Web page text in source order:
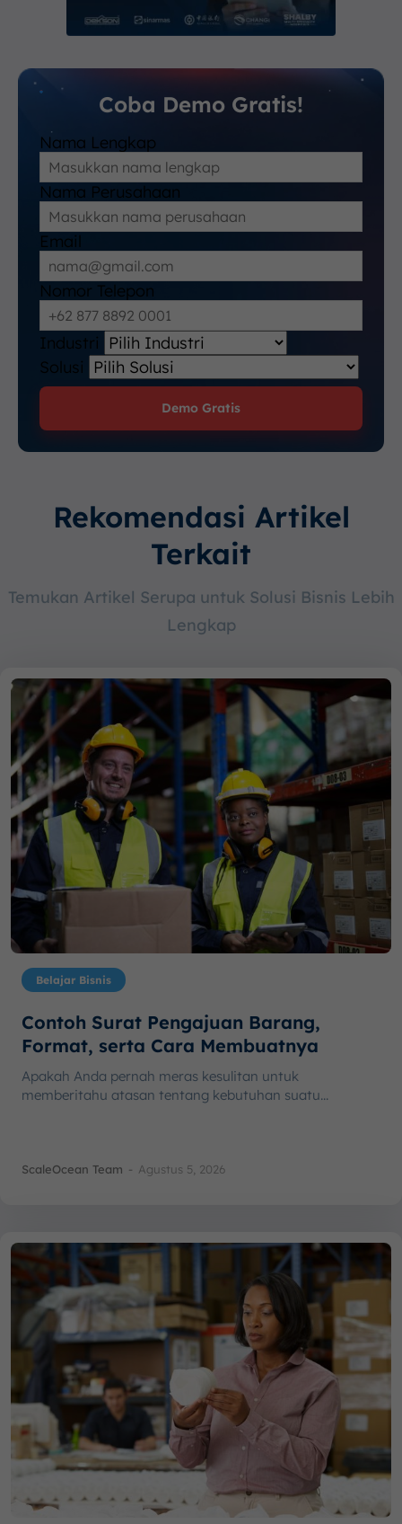
Coba Demo Gratis!
Nama Lengkap
Nama Perusahaan
Email
Nomor Telepon
Industri
Solusi
Demo Gratis
Rekomendasi Artikel
Terkait
Temukan Artikel Serupa untuk Solusi Bisnis Lebih
Lengkap
Belajar Bisnis
Contoh Surat Pengajuan Barang,
Format, serta Cara Membuatnya
Apakah Anda pernah meras kesulitan untuk
memberitahu atasan tentang kebutuhan suatu...
ScaleOcean Team - Agustus 5, 2026